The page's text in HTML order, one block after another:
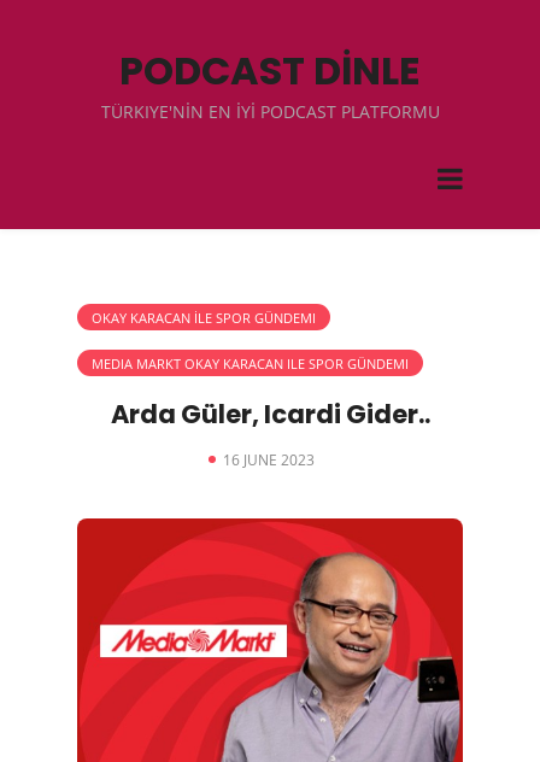
PODCAST DİNLE
TÜRKIYE'NİN EN İYİ PODCAST PLATFORMU
OKAY KARACAN İLE SPOR GÜNDEMI
MEDIA MARKT OKAY KARACAN ILE SPOR GÜNDEMI
Arda Güler, Icardi Gider..
16 JUNE 2023